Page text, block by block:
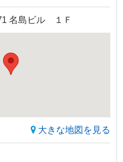
名島ビル １Ｆ
大きな地図を見る